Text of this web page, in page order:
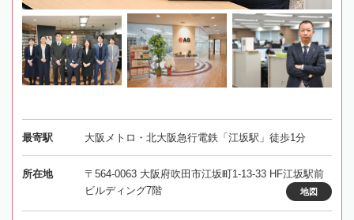
最寄駅 大阪メトロ・北大阪急行電鉄「江坂駅」徒歩1分
所在地
〒564-0063 大阪府吹田市江坂町1-13-33 HF江坂駅前
ビルディング7階
地図